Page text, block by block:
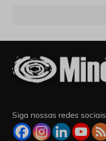
Siga nossas redes sociais